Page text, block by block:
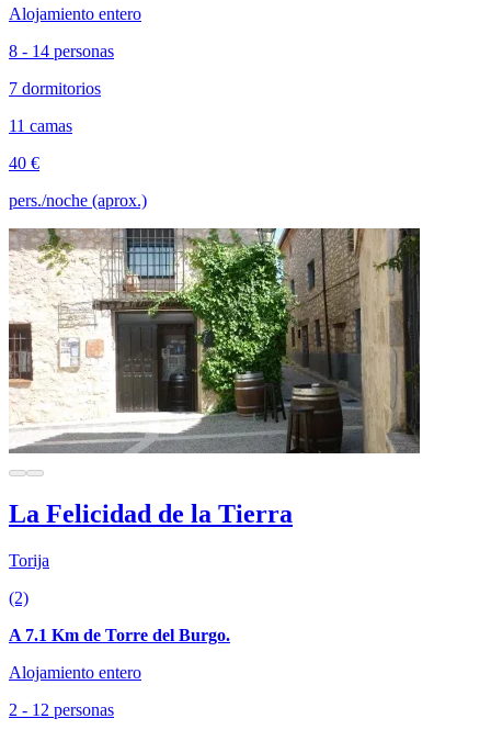
Alojamiento entero
8 - 14 personas
7 dormitorios
11 camas
40 €
pers./noche (aprox.)
La Felicidad de la Tierra
Torija
(2)
A 7.1 Km de Torre del Burgo.
Alojamiento entero
2 - 12 personas